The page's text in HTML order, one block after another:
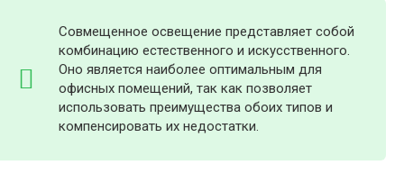
Совмещенное освещение представляет собой
комбинацию естественного и искусственного.
Оно является наиболее оптимальным для
офисных помещений, так как позволяет
использовать преимущества обоих типов и
компенсировать их недостатки.